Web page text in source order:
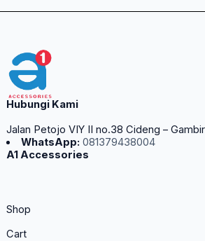
Hubungi Kami
Jalan Petojo VIY II no.38 Cideng –
WhatsApp: 081379438004
A1 Accessories
Shop
Cart